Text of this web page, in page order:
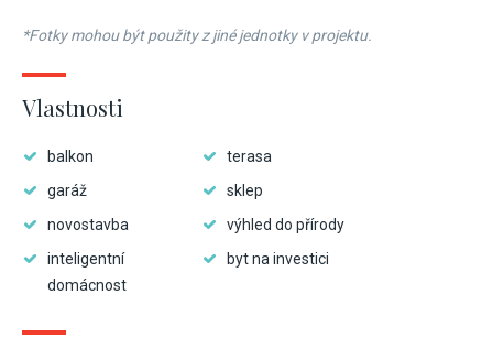
*Fotky mohou být použity z jiné jednotky v projektu.
Vlastnosti
balkon
terasa
garáž
sklep
novostavba
výhled do přírody
inteligentní
domácnost
byt na investici